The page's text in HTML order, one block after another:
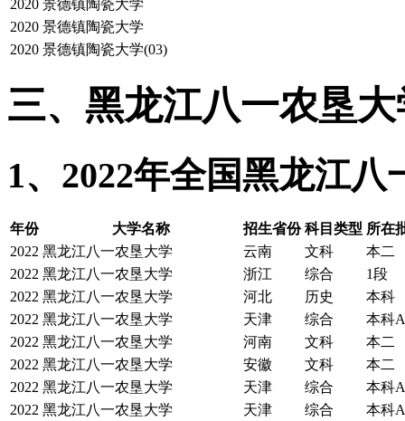
2020 景德镇陶瓷大学
2020 景德镇陶瓷大学
2020 景德镇陶瓷大学(03)
三、黑龙江八一农垦
1、2022年全国黑龙江
年份 大学名称 招生省份 科目类型 所在
2022 黑龙江八一农垦大学 云南 文科
本二
2022 黑龙江八一农垦大学 浙江 综合
1段
2022 黑龙江八一农垦大学 河北 历史
本科
2022 黑龙江八一农垦大学 天津 综合
本科A
2022 黑龙江八一农垦大学 河南 文科
本二
2022 黑龙江八一农垦大学 安徽 文科
本二
2022 黑龙江八一农垦大学 天津 综合
本科A
2022 黑龙江八一农垦大学 天津 综合
本科A